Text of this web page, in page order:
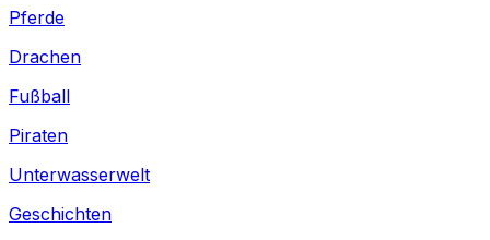
Pferde
Drachen
Fußball
Piraten
Unterwasserwelt
Geschichten